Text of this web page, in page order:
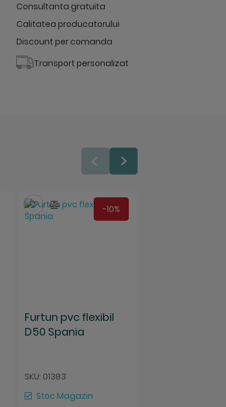
Consultanta gratuita
Calitatea producatorului
Discount per comanda
Transport personalizat
-10%
Furtun pvc flexibil
D50 Spania
SKU: 01383
Stoc Magazin
Salveaza
Compara